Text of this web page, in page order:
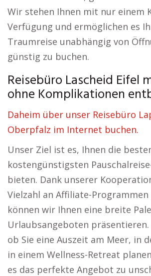
Wir stehen Ihnen mit nur einem
Verfügung und ermöglichen es
Traumreise unabhängig von
günstig zu buchen.
Reisebüro Lascheid Eifel
ohne Komplikationen
Daheim über unser Reisebüro
Oberpfalz im Internet buchen.
Unser Ziel ist es, Ihnen die
kostengünstigsten
bieten. Dank unserer
Vielzahl an Affiliate-
können wir Ihnen eine breite
Urlaubsangeboten präsentieren.
ob Sie eine Auszeit am Meer, in
in einem Wellness-Retreat
es das perfekte Angebot zu